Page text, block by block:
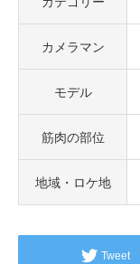
カメラマン
モデル
筋肉の部位
地域・ロケ地
Tweet